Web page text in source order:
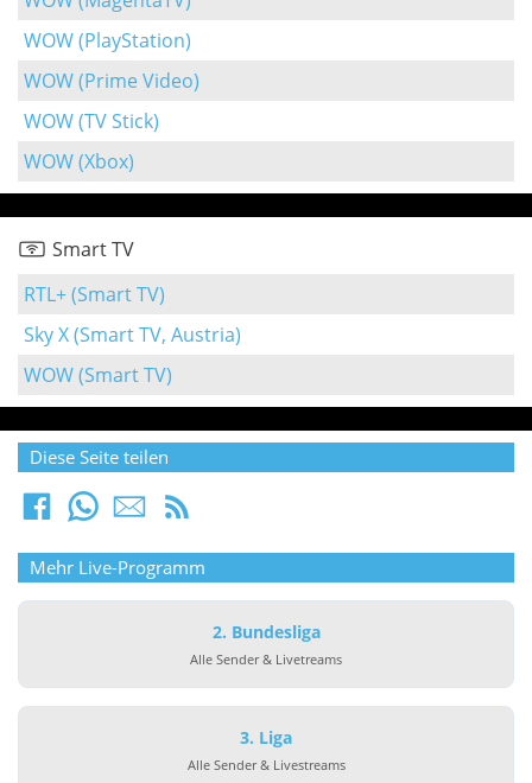
WOW (PlayStation)
WOW (Prime Video)
WOW (TV Stick)
WOW (Xbox)
Smart TV
RTL+ (Smart TV)
Sky X (Smart TV, Austria)
WOW (Smart TV)
Diese Seite teilen
Mehr Live-Programm
2. Bundesliga
Alle Sender & Livetreams
3. Liga
Alle Sender & Livestreams